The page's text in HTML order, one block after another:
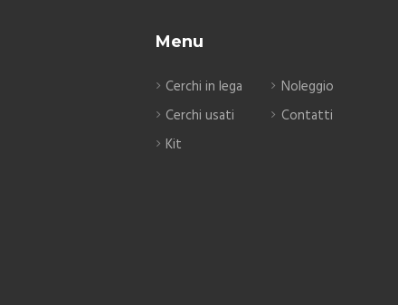
Menu
Cerchi in lega
Cerchi usati
Kit
Noleggio
Contatti